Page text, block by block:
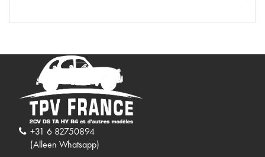
+31 6 82750894
(Alleen Whatsapp)